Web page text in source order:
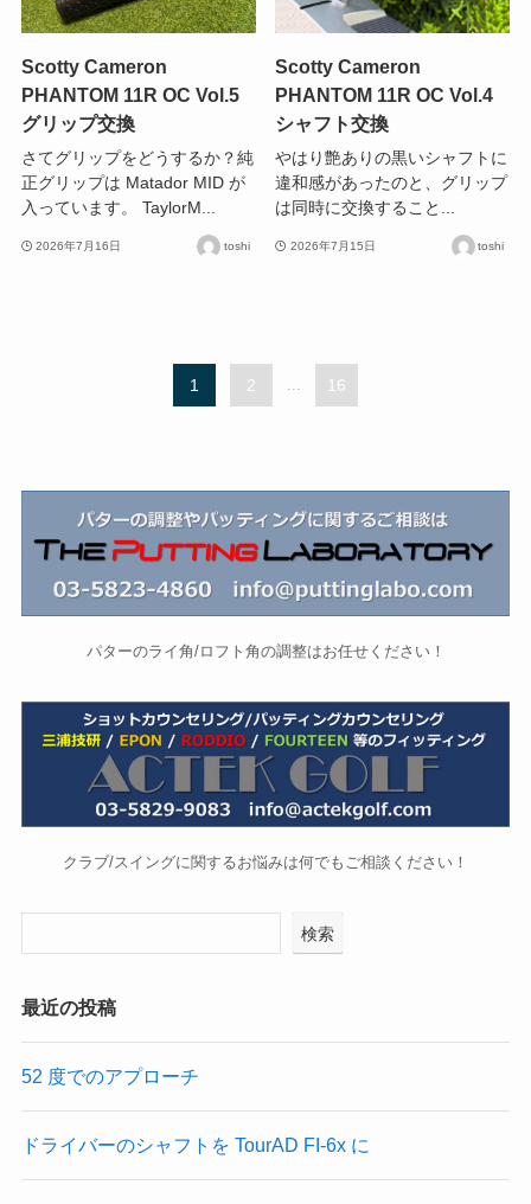
Scotty Cameron
PHANTOM 11R OC Vol.5
グリップ交換
さてグリップをどうするか？純
正グリップは Matador MID が
入っています。 TaylorM...
2026年7月16日 toshi
Scotty Cameron
PHANTOM 11R OC Vol.4
シャフト交換
やはり艶ありの黒いシャフトに
違和感があったのと、グリップ
は同時に交換すること...
2026年7月15日 toshi
1 2 ... 16
パターのライ角/ロフト角の調整はお任せください！
クラブ/スイングに関するお悩みは何でもご相談ください！
検索
最近の投稿
52 度でのアプローチ
ドライバーのシャフトを TourAD FI-6x に